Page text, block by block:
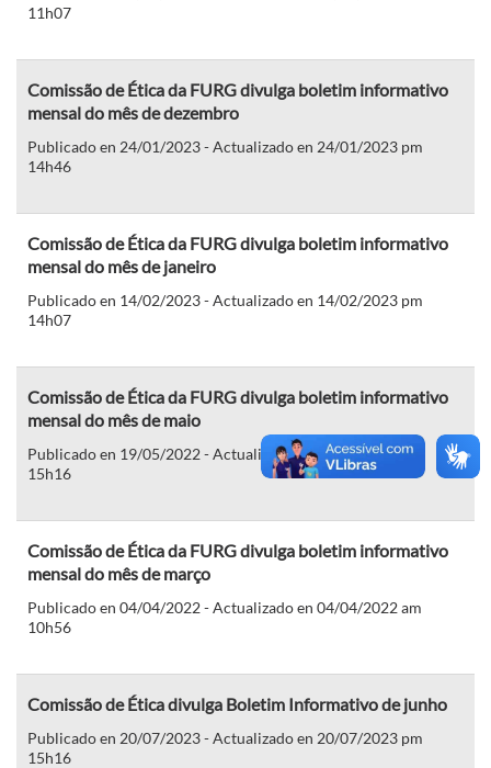
11h07
Comissão de Ética da FURG divulga boletim informativo
mensal do mês de dezembro
Publicado en 24/01/2023 - Actualizado en 24/01/2023 pm
14h46
Comissão de Ética da FURG divulga boletim informativo
mensal do mês de janeiro
Publicado en 14/02/2023 - Actualizado en 14/02/2023 pm
14h07
Comissão de Ética da FURG divulga boletim informativo
mensal do mês de maio
Publicado en 19/05/2022 - Actualizado en 19/05/2022 pm
15h16
Comissão de Ética da FURG divulga boletim informativo
mensal do mês de março
Publicado en 04/04/2022 - Actualizado en 04/04/2022 am
10h56
Comissão de Ética divulga Boletim Informativo de junho
Publicado en 20/07/2023 - Actualizado en 20/07/2023 pm
15h16